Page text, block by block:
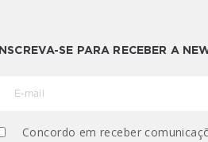
INSCREVA-SE PARA RECEBER A
Concordo em receber